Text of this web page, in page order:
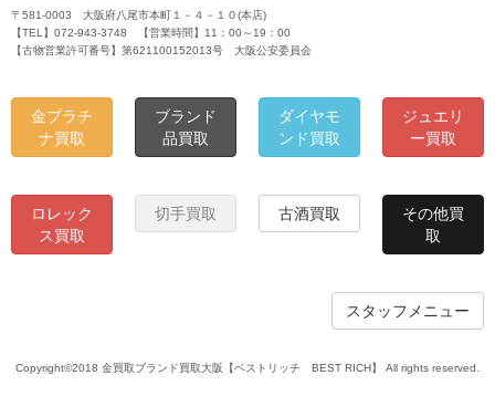
〒581-0003 大阪府八尾市本町１－４－１０(本店)
【TEL】072-943-3748 【営業時間】11：00～19：00
【古物営業許可番号】第621100152013号 大阪公安委員会
金プラチ
ナ買取
ブランド
品買取
ダイヤモ
ンド買取
ジュエリ
ー買取
ロレック
ス買取
切手買取 古酒買取
その他買
取
スタッフメニュー
Copyright©2018 金買取ブランド買取大阪【ベストリッチ BEST RICH】 All rights reserved.